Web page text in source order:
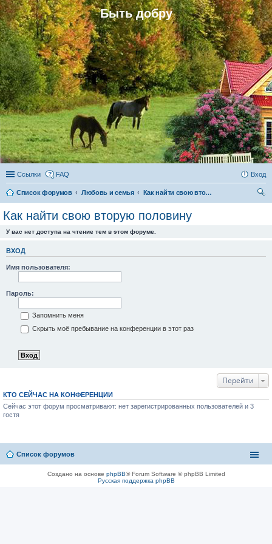
Быть добру
Ссылки FAQ Вход
Список форумов Любовь и семья
Как найти свою вторую половину
Как найти свою вторую половину
У вас нет доступа на чтение тем в этом форуме.
ВХОД
Имя пользователя:
Пароль:
Запомнить меня
Скрыть моё пребывание на конференции в этот раз
Перейти
КТО СЕЙЧАС НА КОНФЕРЕНЦИИ
Сейчас этот форум просматривают: нет зарегистрированных пользователей и 3
гостя
Список форумов
Создано на основе phpBB® Forum Software © phpBB Limited
Русская поддержка phpBB